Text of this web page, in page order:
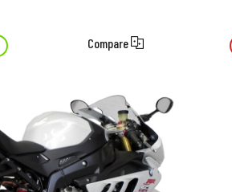
Compare